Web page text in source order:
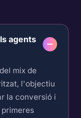
agents
mix de
l'objectiu
la conversió i